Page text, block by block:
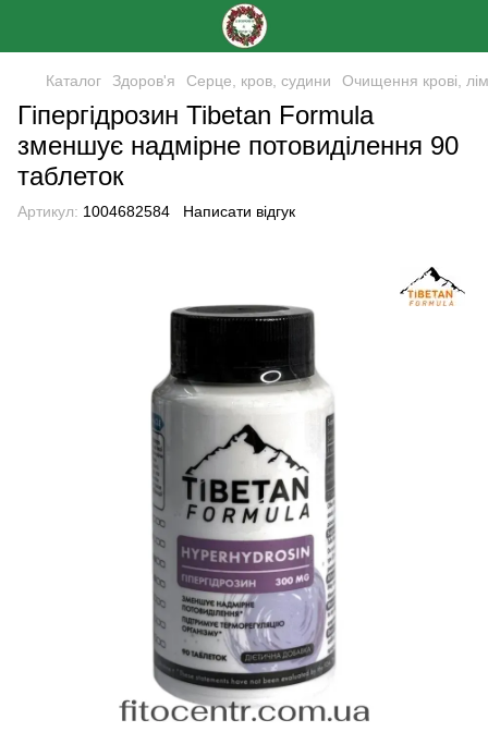
Каталог Здоров'я Серце, кров, судини Очищення крові,
Гіпергідрозин Tibetan Formula
зменшує надмірне потовиділення 90
таблеток
Артикул: 1004682584 Написати відгук